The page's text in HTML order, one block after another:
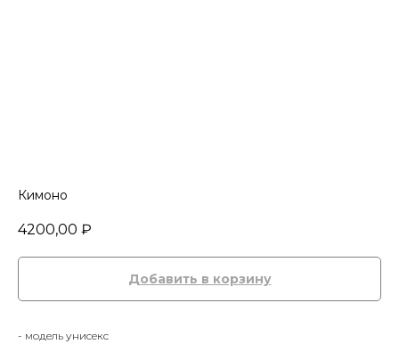
Кимоно
4200,00 ₽
Добавить в корзину
- модель унисекс